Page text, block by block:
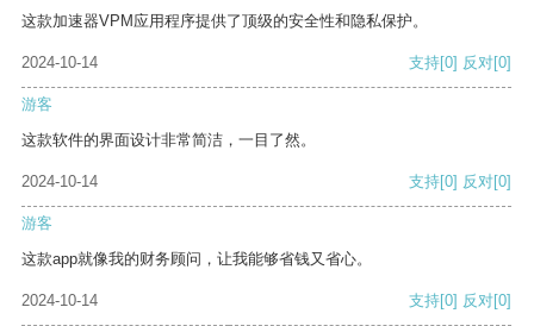
这款加速器VPM应用程序提供了顶级的安全性和隐私保护。
2024-10-14 支持[0] 反对[0]
游客
这款软件的界面设计非常简洁，一目了然。
2024-10-14 支持[0] 反对[0]
游客
这款app就像我的财务顾问，让我能够省钱又省心。
2024-10-14 支持[0] 反对[0]